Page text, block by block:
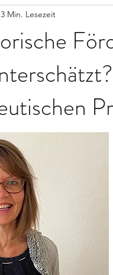
3 Min. Lesezeit